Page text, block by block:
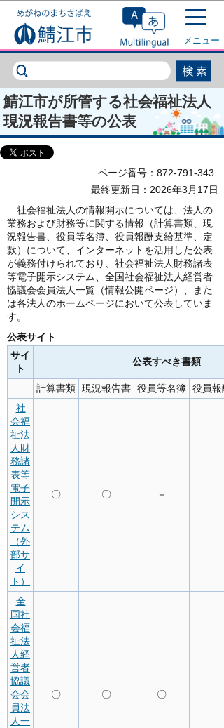
このページの本文へ移動
メニュー
鯖江市が所管する社会福祉法人
現況報告書等の公表
ページ番号：872-791-343
最終更新日：2026年3月17日
社会福祉法人の情報開示については、法人の
業務および財務等に関する情報（計算書類、現
況報告書、役員等名簿、役員報酬支給基準、定
款）について、インターネットを活用した公表
が義務付けられており、社会福祉法人財務諸表
等電子開示システム、全国社会福祉法人経営者
協議会会員法人一覧（情報公開ページ）、また
は各法人のホームページにおいて公表していま
す。
公表サイト
サイ
ト
公表すべき書類
計算書類 現況報告書 役員等名簿 役員報
社
会福
祉法
人財
務諸
表等
電子
開示
シス
テム
（外
部サ
イ
ト）
〇 〇 －
全
国社
会福
祉法
人経
営者
協議
会会
員法
人一
〇 〇 〇